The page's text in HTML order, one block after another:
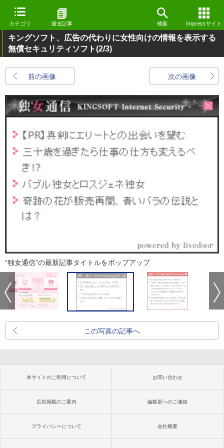
カテゴリ 過去記事 検索 Impressサイト
キングソフト、広告の代わりに女性向けの情報を表示する
無償セキュリティソフト(2/3)
前の画像 次の画像
“独女通信”の最新記事タイトルをポップアップ
この写真の記事へ
本サイトのご利用について お問い合わせ
広告掲載のご案内 編集部へのご連絡
プライバシーについて 会社概要